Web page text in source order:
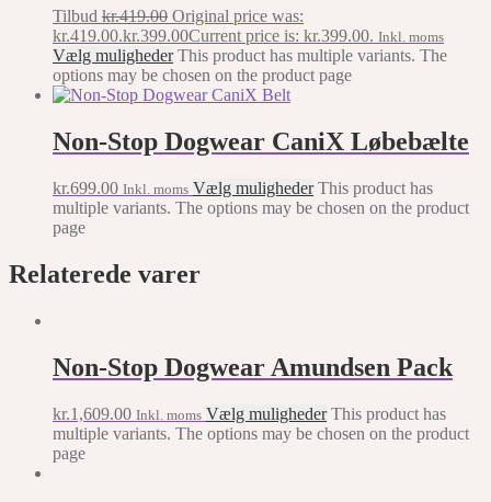
Tilbud kr.419.00 Original price was:
kr.419.00.kr.399.00Current price is: kr.399.00. Inkl. moms
Vælg mulighederThis product has multiple variants. The
options may be chosen on the product page
Non-Stop Dogwear CaniX Løbebælte
kr.699.00 Inkl. moms Vælg mulighederThis product has
multiple variants. The options may be chosen on the product
page
Relaterede varer
Non-Stop Dogwear Amundsen Pack
kr.1,609.00 Inkl. moms Vælg mulighederThis product has
multiple variants. The options may be chosen on the product
page